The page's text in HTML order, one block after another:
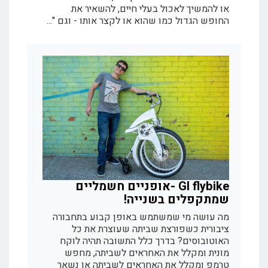
או להמשיך לאכול בעלי חיים, להשאיר את
החופש הגדול כמו שהוא או לקצר אותו - וגם "...
GI flybike -אופניים חשמליים
שמתקפלים בשנייה!
מה עושה מי שמשתמש באופן קבוע בתחבורה
ציבורית כשפורצת שביתה שעוצרת את כל
האוטובוסים? בדרך כלל התשובה תהיה לוקח
מונית ומקלל את האחראים לשביתה, מחפש
טרמפ ומקלל את האחראים לשביתה או נשאר